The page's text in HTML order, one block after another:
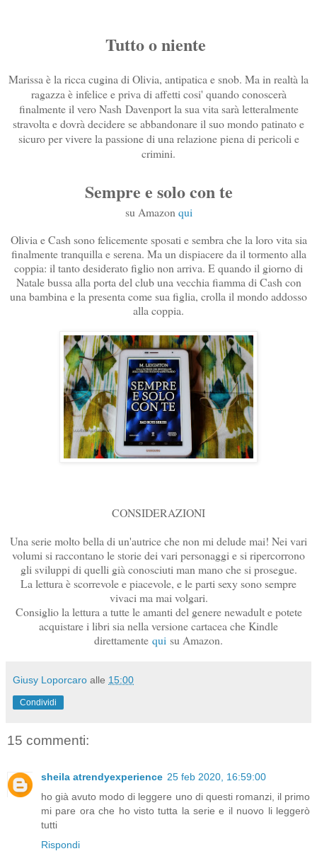
Tutto o niente
Marissa è la ricca cugina di Olivia, antipatica e snob. Ma in realtà la
ragazza è infelice e priva di affetti cosi' quando conoscerà
finalmente il vero Nash Davenport la sua vita sarà letteralmente
stravolta e dovrà decidere se abbandonare il suo mondo patinato e
sicuro per vivere la passione di una relazione piena di pericoli e
crimini.
Sempre e solo con te
su Amazon qui
Olivia e Cash sono felicemente sposati e sembra che la loro vita sia
finalmente tranquilla e serena. Ma un dispiacere da il tormento alla
coppia: il tanto desiderato figlio non arriva. E quando il giorno di
Natale bussa alla porta del club una vecchia fiamma di Cash con
una bambina e la presenta come sua figlia, crolla il mondo addosso
alla coppia.
CONSIDERAZIONI
Una serie molto bella di un'autrice che non mi delude mai! Nei vari
volumi si raccontano le storie dei vari personaggi e si ripercorrono
gli sviluppi di quelli già conosciuti man mano che si prosegue.
La lettura è scorrevole e piacevole, e le parti sexy sono sempre
vivaci ma mai volgari.
Consiglio la lettura a tutte le amanti del genere newadult e potete
acquistare i libri sia nella versione cartacea che Kindle
direttamente qui su Amazon.
Giusy Loporcaro alle 15:00
Condividi
15 commenti:
sheila atrendyexperience 25 feb 2020, 16:59:00
ho già avuto modo di leggere uno di questi romanzi, il primo
mi pare ora che ho visto tutta la serie e il nuovo li leggerò
tutti
Rispondi